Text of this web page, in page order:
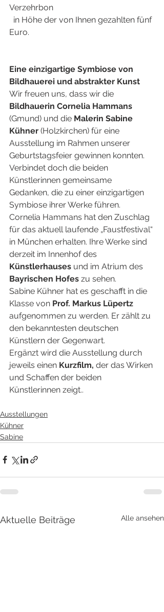
Verzehrbon
in Höhe der von Ihnen gezahlten fünf
Euro.
Eine einzigartige Symbiose von
Bildhauerei und abstrakter Kunst
Wir freuen uns, dass wir die
Bildhauerin Cornelia Hammans
(Gmund) und die Malerin Sabine
Kühner (Holzkirchen) für eine
Ausstellung im Rahmen unserer
Geburtstagsfeier gewinnen konnten.
Verbindet doch die beiden
Künstlerinnen gemeinsame
Gedanken, die zu einer einzigartigen
Symbiose ihrer Werke führen.
Cornelia Hammans hat den Zuschlag
für das aktuell laufende „Faustfestival“
in München erhalten. Ihre Werke sind
derzeit im Innenhof des
Künstlerhauses und im Atrium des
Bayrischen Hofes zu sehen.
Sabine Kühner hat es geschafft in die
Klasse von Prof. Markus Lüpertz
aufgenommen zu werden. Er zählt zu
den bekanntesten deutschen
Künstlern der Gegenwart.
Ergänzt wird die Ausstellung durch
jeweils einen Kurzfilm, der das Wirken
und Schaffen der beiden
Künstlerinnen zeigt..
Ausstellungen
Kühner
Sabine
Aktuelle Beiträge Alle ansehen